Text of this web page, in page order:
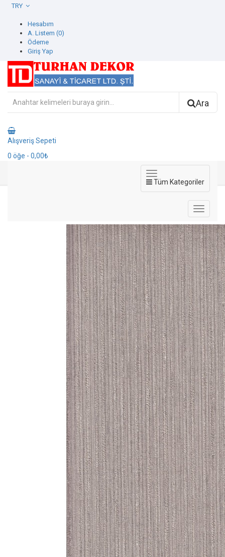
Hesabım
A. Listem (0)
Ödeme
Giriş Yap
Ara
Alışveriş Sepeti
0 öğe - 0,00₺
Tüm Kategoriler